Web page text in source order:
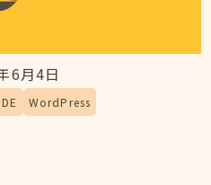
6月4日
WordPress